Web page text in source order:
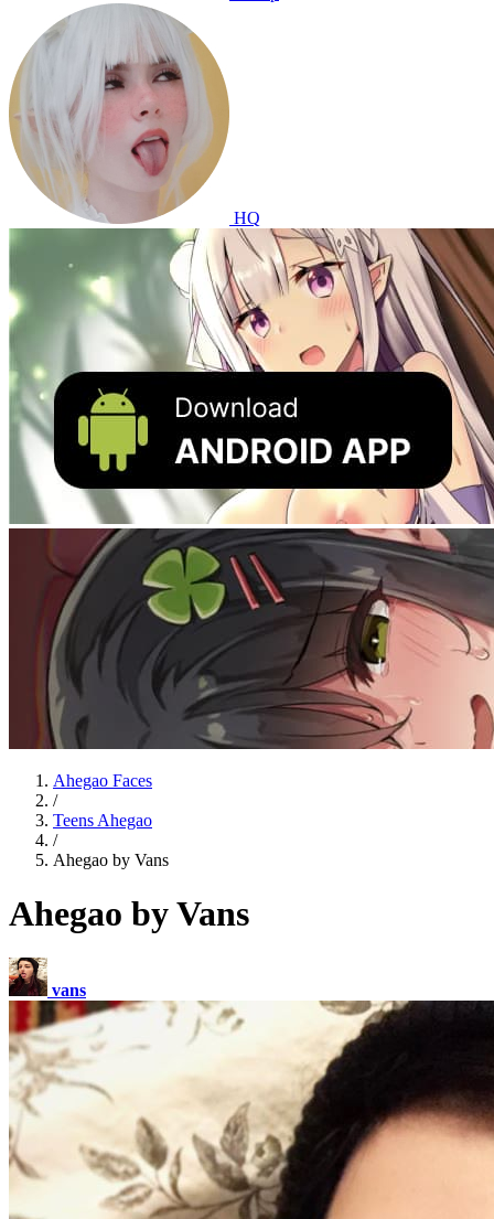
HQ
Ahegao Faces
/
Teens Ahegao
/
Ahegao by Vans
Ahegao by Vans
vans